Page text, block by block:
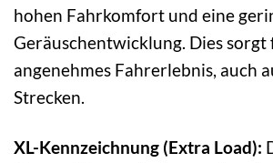
hohen Fahrkomfort und eine
Geräuschentwicklung. Dies sorgt
angenehmes Fahrerlebnis, auch
Strecken.
XL-Kennzeichnung (Extra Load):